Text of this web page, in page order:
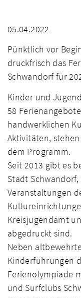
05.04.2022
Pünktlich vor
druckfrisch das
Schwandorf für
Kinder und
58
handwerklichen
Aktivitäten,
dem Programm.
Seit 2013 gibt es
Stadt
Veranstaltungen
Kreisjugendamt
abgedruckt sind.
Neben
Kinderführungen
Ferienolympiade
und Surfclubs